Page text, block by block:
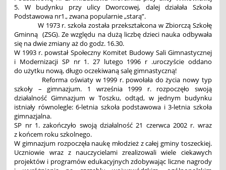
5. W budynku przy ulicy Dworcowej, dalej działała Szkoła
Podstawowa nr1., zwana popularnie „starą”.
W 1973 r. szkoła została przekształcona w Zbiorczą Szkołę
Gminną (ZSG). Ze względu na dużą liczbę dzieci nauka odbywała
się na dwie zmiany aż do godz. 16.30.
W 1993 r. powstał Społeczny Komitet Budowy Sali Gimnastycznej
i Modernizacji SP nr 1. 27 lutego 1996 r .uroczyście oddano
do użytku nową, długo oczekiwaną salę gimnastyczną!
Reforma oświaty w 1999 r. powołała do życia nowy typ
szkoły – gimnazjum. 1 września 1999 r. rozpoczęło swoją
działalność Gimnazjum w Toszku, odtąd, w jednym budynku
istniały równolegle: 6-letnia szkoła podstawowa i 3-letnia szkoła
gimnazjalna.
SP nr 1. zakończyło swoją działalność 21 czerwca 2002 r. wraz
z końcem roku szkolnego.
W gimnazjum rozpoczęła naukę młodzież z całej gminy toszeckiej.
Uczniowie wraz z nauczycielami zrealizowali wiele ciekawych
projektów i programów edukacyjnych zdobywając liczne nagrody